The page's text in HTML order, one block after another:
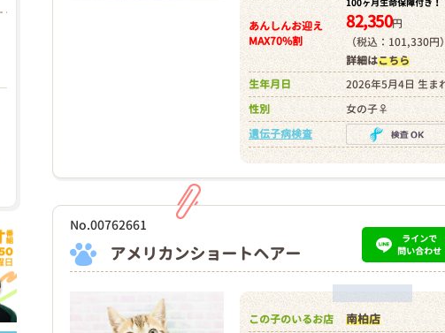
あんしんお迎え
MAX70%割
100ヶ月生命保障付き！
82,350円
（税込：101,330円
詳細はこちら
生年月日
2026年5月4日 生ま
性別
女の子♀
遺伝子病検査
No.00762661
アメリカンショートヘアー
ラインで
問い合わせ
この子のいるお店 南柏店